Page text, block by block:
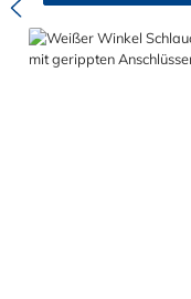
Schlauchschelle
Anwendung